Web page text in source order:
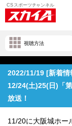
視聴方法
2022/11/19 [新着情
12/24(土)25(日)「
放送！
11/20に大阪城ホー